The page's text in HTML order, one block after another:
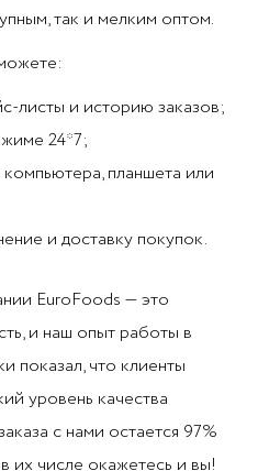
так и мелким оптом.
листы и историю заказов;
24*7;
планшета или
и доставку покупок.
EuroFoods — это
и наш опыт работы в
показал, что клиенты
уровень качества
с нами остается 97%
их числе окажетесь и вы!